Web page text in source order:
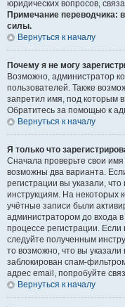
юридических вопросов,
Примечание переводчика:
силы.
Вернуться к началу
Почему я не могу
Возможно, администратор
пользователей. Также
запретил имя, под которым
Обратитесь за помощью к
Вернуться к началу
Я только что
Сначала проверьте свои
возможны два варианта.
регистрации вы указали,
инструкциям. На некоторых
учётные записи были
администратором до входа
процессе регистрации.
следуйте полученным
то возможно, что вы
заблокирован спам-
адрес email, попробуйте
Вернуться к началу